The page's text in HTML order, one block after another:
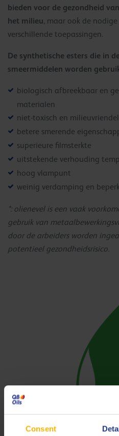
Consent
bieden voor de gezondheid
het milieu, maar ook de nodige
verschillende toepassingen.
De synthetische esters die in
smeermiddelen worden
biologisch afbreekbaar en
materialen
niet-toxisch en
betere smerende
superieure filmsterkte
uitstekende verhouding
hoog vlampunt
weinig verdamping en
*: olienevel is een vaak
gebruik van
door de arbeiders worden
potentieel gezondheidsrisico.